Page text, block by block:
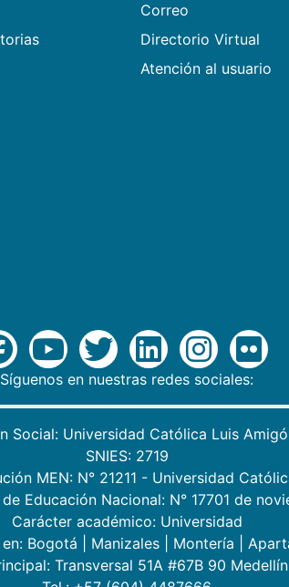
Correo
Directorio Virtual
Atención al usuario
Síguenos en nuestras redes sociales:
Social: Universidad Católica Luis Amigó
SNIES: 2719
MEN: N° 21211 - Universidad
Educación Nacional: N° 17701 de
Carácter académico: Universidad
Bogotá Manizales Montería
Transversal 51A #67B 90